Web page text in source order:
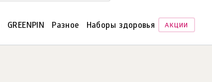
GREENPIN Разное Наборы здоровья АКЦИИ